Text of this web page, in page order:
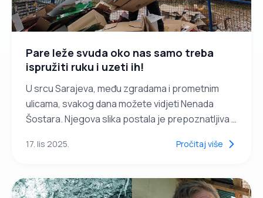
Pare leže svuda oko nas samo treba
ispružiti ruku i uzeti ih!
U srcu Sarajeva, među zgradama i prometnim
ulicama, svakog dana možete vidjeti Nenada
Šostara. Njegova slika postala je prepoznatljiva –
kartonskih kutija i osmijeh koji ne blijedi, iako život
koji nema konkurenciju u cijelom Sarajevu.
17. lis 2025. Pročitaj više